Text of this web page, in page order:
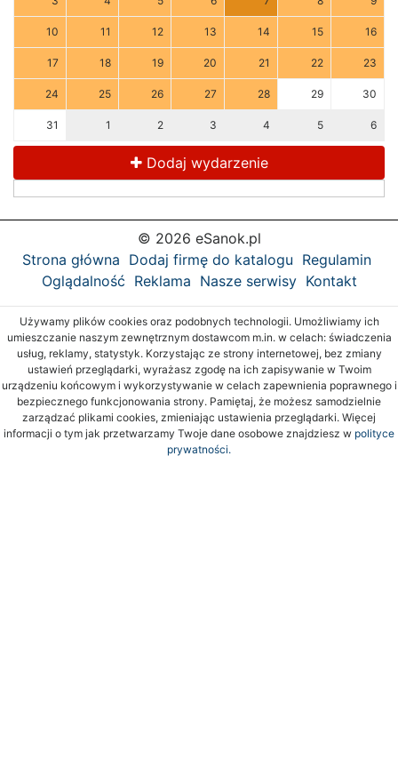
10 11 12 13 14 15 16
17 18 19 20 21 22 23
24 25 26 27 28 29 30
31 1 2 3 4 5 6
Dodaj wydarzenie
© 2026 eSanok.pl
Strona główna Dodaj firmę do katalogu Regulamin
Oglądalność Reklama Nasze serwisy Kontakt
Używamy plików cookies oraz podobnych technologii. Umożliwiamy ich
umieszczanie naszym zewnętrznym dostawcom m.in. w celach: świadczenia
usług, reklamy, statystyk. Korzystając ze strony internetowej, bez zmiany
ustawień przeglądarki, wyrażasz zgodę na ich zapisywanie w Twoim
urządzeniu końcowym i wykorzystywanie w celach zapewnienia poprawnego i
bezpiecznego funkcjonowania strony. Pamiętaj, że możesz samodzielnie
zarządzać plikami cookies, zmieniając ustawienia przeglądarki. Więcej
informacji o tym jak przetwarzamy Twoje dane osobowe znajdziesz w polityce
prywatności.